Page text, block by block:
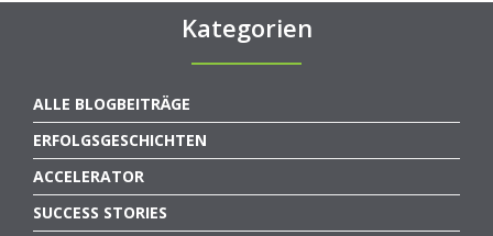
Kategorien
ALLE BLOGBEITRÄGE
ERFOLGSGESCHICHTEN
ACCELERATOR
SUCCESS STORIES